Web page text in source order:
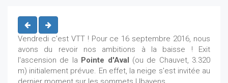
Vendredi c'est VTT ! Pour ce 16 septembre 2016, nous
avons du revoir nos ambitions à la baisse ! Exit
l'ascension de la Pointe d'Aval (ou de Chauvet, 3.320
m) initialement prévue. En effet, la neige s'est invitée au